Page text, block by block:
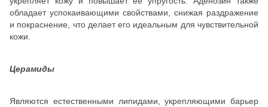
обладает успокаивающими свойствами, снижая раздражение
и покраснение, что делает его идеальным для чувствительной
кожи.
Церамиды
Являются естественными липидами, укрепляющими барьер